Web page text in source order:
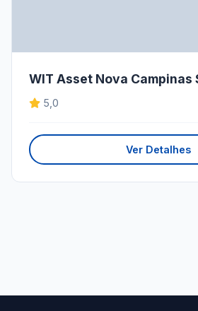
WIT Asset Nova Campinas
5,0
Ver Detalhes